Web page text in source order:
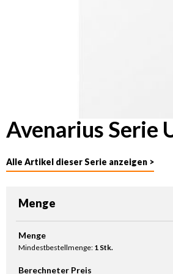
Avenarius Serie
Alle Artikel dieser Serie anzeigen >
Menge
Produkt Anzahl: Gib den gewünschten
Menge
Mindestbestellmenge: 1 Stk.
Berechneter Preis